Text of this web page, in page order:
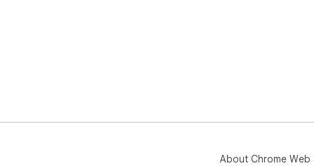
About Chrome Web